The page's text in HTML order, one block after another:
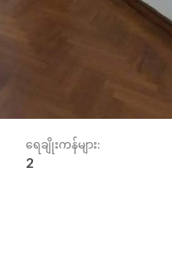
ရေချိုးကန်များ:
2